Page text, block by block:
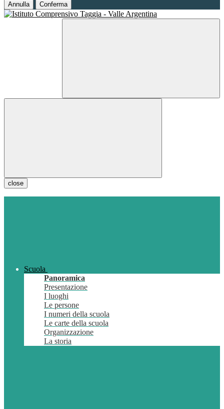
Annulla Conferma
close
Scuola
Panoramica
Presentazione
I luoghi
Le persone
I numeri della scuola
Le carte della scuola
Organizzazione
La storia